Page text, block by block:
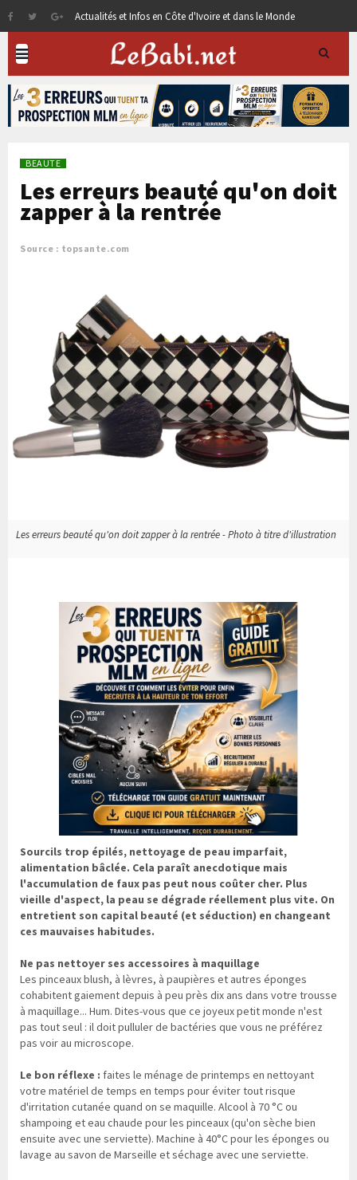
Actualités et Infos en Côte d'Ivoire et dans le Monde
BEAUTE
Les erreurs beauté qu'on doit
zapper à la rentrée
Source : topsante.com
Les erreurs beauté qu'on doit zapper à la rentrée - Photo à titre d'illustration
Sourcils trop épilés, nettoyage de peau imparfait,
alimentation bâclée. Cela paraît anecdotique mais
l'accumulation de faux pas peut nous coûter cher. Plus
vieille d'aspect, la peau se dégrade réellement plus vite. On
entretient son capital beauté (et séduction) en changeant
ces mauvaises habitudes.
Ne pas nettoyer ses accessoires à maquillage
Les pinceaux blush, à lèvres, à paupières et autres éponges
cohabitent gaiement depuis à peu près dix ans dans votre trousse
à maquillage... Hum. Dites-vous que ce joyeux petit monde n'est
pas tout seul : il doit pulluler de bactéries que vous ne préférez
pas voir au microscope.
Le bon réflexe : faites le ménage de printemps en nettoyant
votre matériel de temps en temps pour éviter tout risque
d'irritation cutanée quand on se maquille. Alcool à 70 °C ou
shampoing et eau chaude pour les pinceaux (qu'on sèche bien
ensuite avec une serviette). Machine à 40°C pour les éponges ou
lavage au savon de Marseille et séchage avec une serviette.